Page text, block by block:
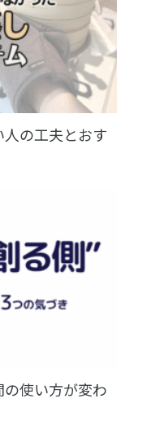
の工夫とおす
使い方が変わ